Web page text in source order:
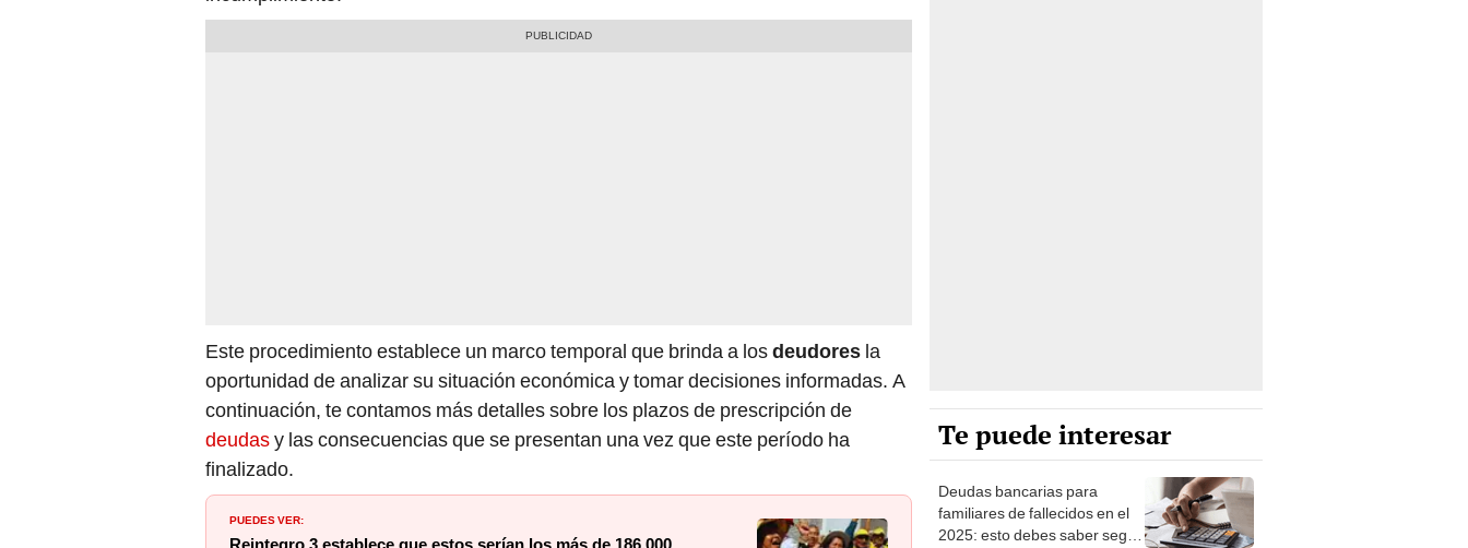
Este procedimiento establece un marco temporal que brinda a losdeudores la
oportunidad de analizar su situación económica y tomar decisiones informadas. A
continuación, te contamos más detalles sobre los plazos de prescripción de
deudasy las consecuencias que se presentan una vez que este período ha
finalizado.
PUEDES VER:
Te puede interesar
Deudas bancarias para
familiares de fallecidos en el
2025: esto debes saber según